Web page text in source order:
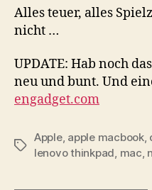
Alles teuer, alles
nicht …
UPDATE: Hab noch
neu und bunt. Und
engadget.com
Schlagwörter
Apple, apple macbook,
lenovo thinkpad, mac,